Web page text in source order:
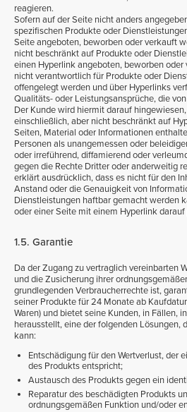
reagieren.
Sofern auf der Seite nicht anders
spezifischen Produkte oder
Seite angeboten, beworben oder verkauft
nicht beschränkt auf Produkte oder
einen Hyperlink angeboten, beworben
nicht verantwortlich für Produkte oder
offengelegt werden und über Hyperlinks
Qualitäts- oder Leistungsansprüche, die
Der Kunde wird hiermit darauf
einschließlich, aber nicht beschränkt auf
Seiten, Material oder Informationen
Personen als unangemessen oder
oder irreführend, diffamierend oder
gegen die Rechte Dritter oder anderweitig
erklärt ausdrücklich, dass es nicht für den
Anstand oder die Genauigkeit von
Dienstleistungen haftbar gemacht werden
oder einer Seite mit einem Hyperlink
1.5. Garantie
Da der Zugang zu vertraglich vereinbarten
und die Zusicherung ihrer
grundlegenden Verbraucherrechte ist,
seiner Produkte für 24 Monate ab
Waren) und bietet seine Kunden, in Fällen,
herausstellt, eine der folgenden Lösungen,
kann:
Entschädigung für den Wertverlust, der
des Produkts entspricht;
Austausch des Produkts gegen ein
Reparatur des beschädigten Produkts
ordnungsgemäßen Funktion und/oder